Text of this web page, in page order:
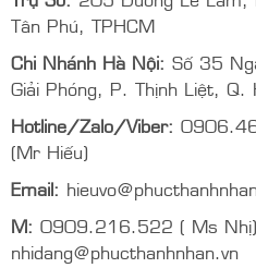
- Hướng dẫn sử dụng, bảo
có lỗi của nhà sản xuất.
- Tư vấn miễn phí về lựa
Hội Nghị, Máy chiếu,
- Giao hàng miễn phí tận nơi
Liên hệ với chúng tôi thông
tư vấn, hỗ trợ nhanh nhất và
CÔNG TY TNHH THƯƠNG
THÀNH NHÂN